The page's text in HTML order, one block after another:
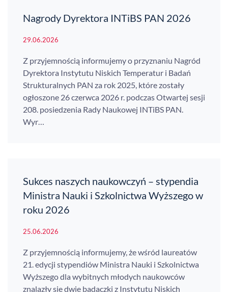
Nagrody Dyrektora INTiBS PAN 2026
29.06.2026
Z przyjemnością informujemy o przyznaniu Nagród
Dyrektora Instytutu Niskich Temperatur i Badań
Strukturalnych PAN za rok 2025, które zostały
ogłoszone 26 czerwca 2026 r. podczas Otwartej sesji
208. posiedzenia Rady Naukowej INTiBS PAN.
Wyr…
Sukces naszych naukowczyń – stypendia
Ministra Nauki i Szkolnictwa Wyższego w
roku 2026
25.06.2026
Z przyjemnością informujemy, że wśród laureatów
21. edycji stypendiów Ministra Nauki i Szkolnictwa
Wyższego dla wybitnych młodych naukowców
znalazły się dwie badaczki z Instytutu Niskich